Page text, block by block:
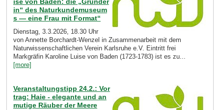
in“ des Naturkundemuseum
s — eine Frau mit Format“
Dienstag, 3.3.2026, 18.30 Uhr
von Annette Borchardt-Wenzel in Zusammenarbeit mit dem
Naturwissenschaftlichen Verein Karlsruhe e.V. Eintritt frei
Markgräfin Karoline Luise von Baden (1723-1783) ist es zu...
[more]
Veranstaltungstipp 24.2.: Vor
trag: Haie - elegante und an
mutige Räuber der Meere